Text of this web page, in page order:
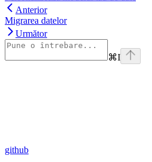
Anterior
Migrarea datelor
Următor
⌘I
github